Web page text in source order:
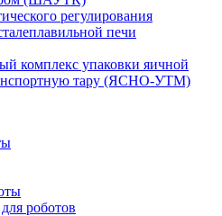
регулирования
печи
комплекс упаковки яичной
тару (ЯСНО-УТМ)
роботов